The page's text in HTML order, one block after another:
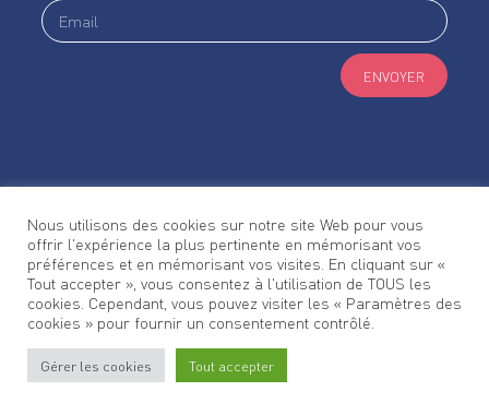
Stationnerà Oullins
ENVOYER
Suivez-nous #oullinsofcourses
Nous utilisons des cookies sur notre site Web pour vous
offrir l'expérience la plus pertinente en mémorisant vos
préférences et en mémorisant vos visites. En cliquant sur «
Tout accepter », vous consentez à l'utilisation de TOUS les
cookies. Cependant, vous pouvez visiter les « Paramètres des
cookies » pour fournir un consentement contrôlé.
Gérer les cookies Tout accepter